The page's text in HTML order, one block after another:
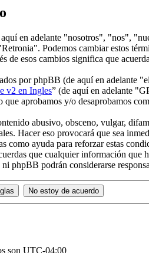
en adelante "nosotros", "nos",
Podemos cambiar estos
de esos cambios significa que
por phpBB (de aquí en
v2 en Ingles” (de aquí en adelante
que aprobamos y/o desaprobamos
abusivo, obsceno, vulgar,
Hacer eso provocará que sea
como ayuda para reforzar estas
que cualquier información que
phpBB podrán considerarse
son UTC-04:00